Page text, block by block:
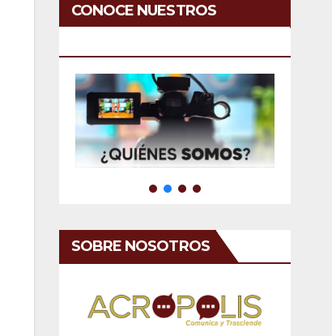
CONOCE NUESTROS
SOBRE NOSOTROS